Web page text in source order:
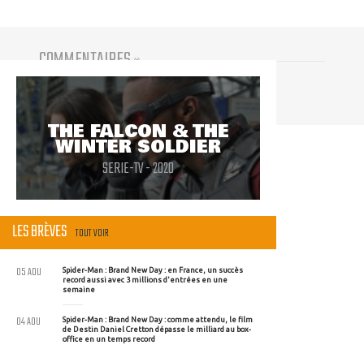
COMMENTAIRES (0)
Vous devez être connecté pour participer
THE FALCON & THE
WINTER SOLDIER
SERIE-TV - 2020
LES BRÈVES TOUT VOIR
Spider-Man : Brand New Day : en France, un succès
record aussi avec 3 millions d'entrées en une
semaine
05 AOU
Spider-Man : Brand New Day : comme attendu, le film
de Destin Daniel Cretton dépasse le milliard au box-
office en un temps record
04 AOU